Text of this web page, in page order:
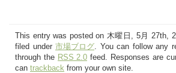
This entry was posted on 木曜日, 5月 27th,
filed under 市場ブログ. You can follow any
through the RSS 2.0 feed. Responses are
can trackback from your own site.